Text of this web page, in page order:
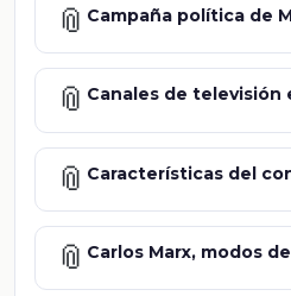
📎 Campaña política de
📎 Canales de televisión
📎 Características del
📎 Carlos Marx, modos